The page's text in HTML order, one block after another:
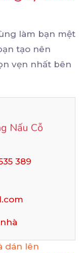
làm bạn mệt
tạo nên
vẹn nhất bên
Nấu Cỗ
389
dán lên